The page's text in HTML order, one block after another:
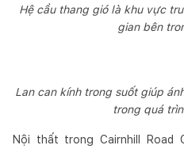
Hệ cầu thang gió là khu vực
gian bên
Lan can kính trong suốt giúp
trong quá
Nội thất trong Cairnhill Road